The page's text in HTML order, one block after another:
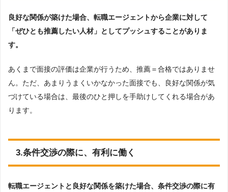
良好な関係が築けた場合、転職エージェントから企業に対して
「ぜひとも推薦したい人材」としてプッシュすることがありま
す。
あくまで面接の評価は企業が行うため、推薦＝合格ではありませ
ん。ただ、あまりうまくいかなかった面接でも、良好な関係が気
づけている場合は、最後のひと押しを手助けしてくれる場合があ
ります。
3.条件交渉の際に、有利に働く
転職エージェントと良好な関係を築けた場合、条件交渉の際に有